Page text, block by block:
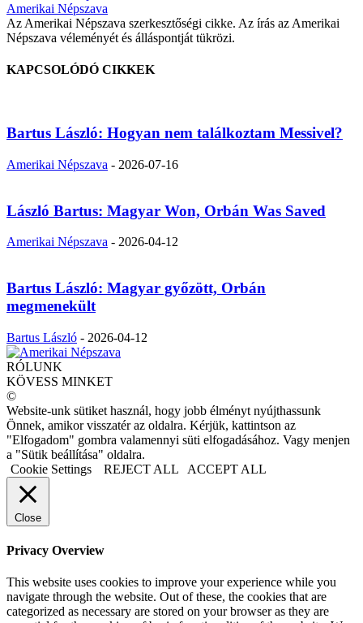
Amerikai Népszava
Az Amerikai Népszava szerkesztőségi cikke. Az írás az Amerikai
Népszava véleményét és álláspontját tükrözi.
KAPCSOLÓDÓ CIKKEK
Bartus László: Hogyan nem találkoztam Messivel?
Amerikai Népszava - 2026-07-16
László Bartus: Magyar Won, Orbán Was Saved
Amerikai Népszava - 2026-04-12
Bartus László: Magyar győzött, Orbán
megmenekült
Bartus László - 2026-04-12
RÓLUNK
KÖVESS MINKET
©
Website-unk sütiket használ, hogy jobb élményt nyújthassunk
Önnek, amikor visszatér az oldalra. Kérjük, kattintson az
"Elfogadom" gombra valamennyi süti elfogadásához. Vagy menjen
a "Sütik beállítása" oldalra.
Cookie Settings
REJECT ALL ACCEPT ALL
Close
Privacy Overview
This website uses cookies to improve your experience while you
navigate through the website. Out of these, the cookies that are
categorized as necessary are stored on your browser as they are